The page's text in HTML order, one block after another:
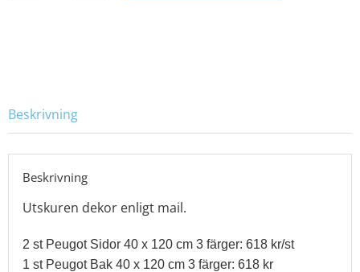
Beskrivning
Beskrivning
Utskuren dekor enligt mail.
2 st Peugot Sidor 40 x 120 cm 3 färger: 618 kr/st
1 st Peugot Bak 40 x 120 cm 3 färger: 618 kr